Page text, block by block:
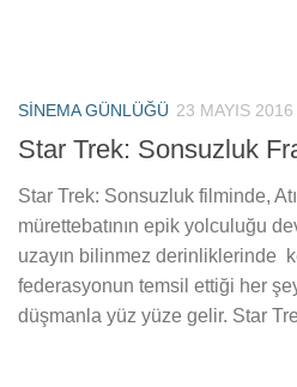
SINEMA GÜNLÜĞÜ 23 MAYIS 2016
Star Trek: Sonsuzluk
Star Trek: Sonsuzluk filminde,
mürettebatının epik yolculuğu
uzayın bilinmez derinliklerinde
federasyonun temsil ettiği her
düşmanla yüz yüze gelir. Star